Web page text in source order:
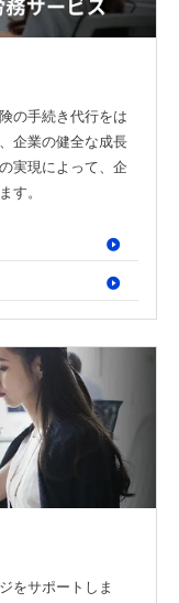
の手続き代行をは
企業の健全な成長
実現によって、企
す。
をサポートしま